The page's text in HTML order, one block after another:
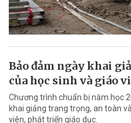
Bảo đảm ngày khai
của học sinh và giáo
Chương trình chuẩn bị năm học
khai giảng trang trọng, an toàn
viên, phát triển giáo dục.